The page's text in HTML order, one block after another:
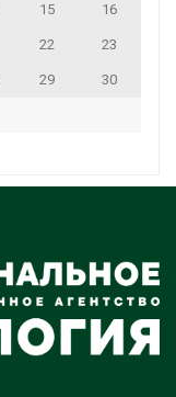
15 16
22 23
29 30